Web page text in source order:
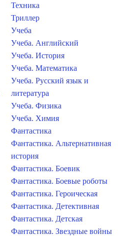
Техника
Триллер
Учеба
Учеба. Английский
Учеба. История
Учеба. Математика
Учеба. Русский язык и
литература
Учеба. Физика
Учеба. Химия
Фантастика
Фантастика. Альтернативная
история
Фантастика. Боевик
Фантастика. Боевые роботы
Фантастика. Героическая
Фантастика. Детективная
Фантастика. Детская
Фантастика. Звездные войны